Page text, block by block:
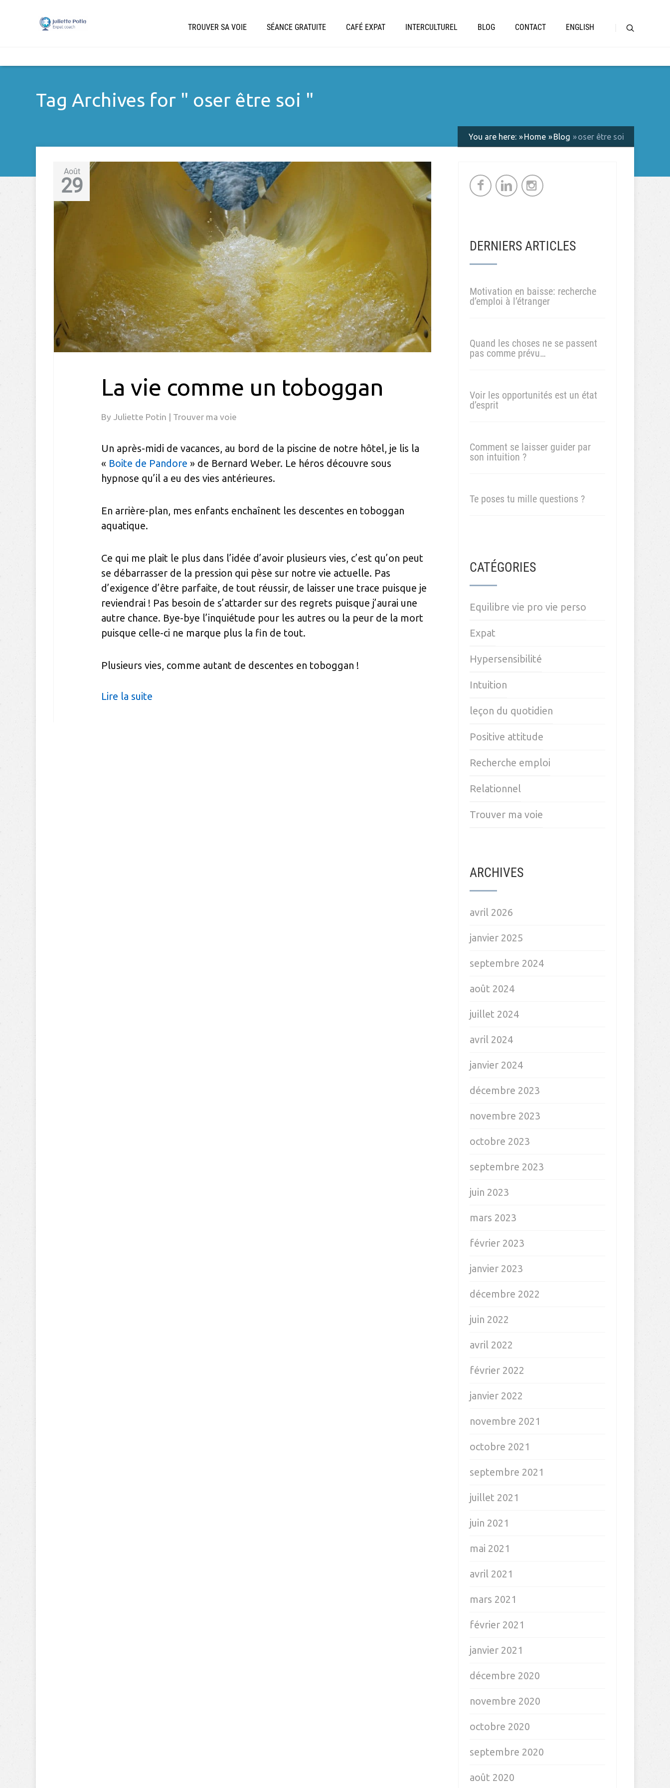
TROUVER SA VOIE SÉANCE GRATUITE CAFÉ EXPAT INTERCULTUREL BLOG CONTACT ENGLISH
Tag Archives for " oser être soi "
You are here: Home Blog oser être soi
Août
29
La vie comme un toboggan
By Juliette Potin | Trouver ma voie
Un après-midi de vacances, au bord de la piscine de notre hôtel, je lis la
« Boite de Pandore » de Bernard Weber. Le héros découvre sous
hypnose qu’il a eu des vies antérieures.
En arrière-plan, mes enfants enchaînent les descentes en toboggan
aquatique.
Ce qui me plait le plus dans l’idée d’avoir plusieurs vies, c’est qu’on peut
se débarrasser de la pression qui pèse sur notre vie actuelle. Pas
d’exigence d’être parfaite, de tout réussir, de laisser une trace puisque je
reviendrai ! Pas besoin de s’attarder sur des regrets puisque j’aurai une
autre chance. Bye-bye l’inquiétude pour les autres ou la peur de la mort
puisque celle-ci ne marque plus la fin de tout.
Plusieurs vies, comme autant de descentes en toboggan !
Lire la suite
DERNIERS ARTICLES
Motivation en baisse: recherche
d’emploi à l’étranger
Quand les choses ne se passent
pas comme prévu…
Voir les opportunités est un état
d’esprit
Comment se laisser guider par
son intuition ?
Te poses tu mille questions ?
CATÉGORIES
Equilibre vie pro vie perso
Expat
Hypersensibilité
Intuition
leçon du quotidien
Positive attitude
Recherche emploi
Relationnel
Trouver ma voie
ARCHIVES
avril 2026
janvier 2025
septembre 2024
août 2024
juillet 2024
avril 2024
janvier 2024
décembre 2023
novembre 2023
octobre 2023
septembre 2023
juin 2023
mars 2023
février 2023
janvier 2023
décembre 2022
juin 2022
avril 2022
février 2022
janvier 2022
novembre 2021
octobre 2021
septembre 2021
juillet 2021
juin 2021
mai 2021
avril 2021
mars 2021
février 2021
janvier 2021
décembre 2020
novembre 2020
octobre 2020
septembre 2020
août 2020